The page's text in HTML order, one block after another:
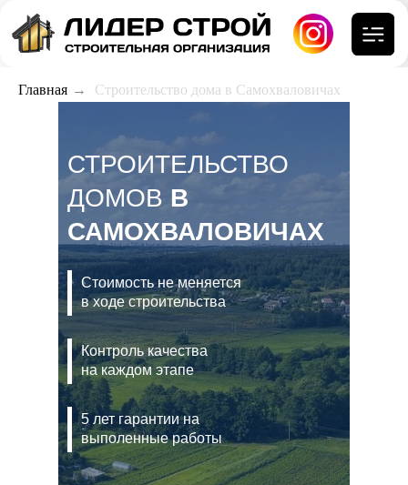
Главная → Строительство дома в Самохваловичах
СТРОИТЕЛЬСТВО
ДОМОВ В
САМОХВАЛОВИЧАХ
Стоимость не меняется
в ходе строительства
Контроль качества
на каждом этапе
5 лет гарантии на
выполенные работы